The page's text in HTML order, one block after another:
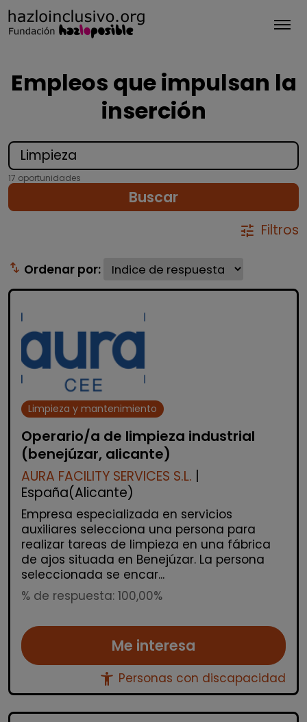
Empleos que impulsan la
inserción
17 oportunidades
Buscar
tune Filtros
swap_vert Ordenar por:
Limpieza y mantenimiento
Operario/a de limpieza industrial
(benejúzar, alicante)
AURA FACILITY SERVICES S.L.
España(Alicante)
Empresa especializada en servicios
auxiliares selecciona una persona para
realizar tareas de limpieza en una fábrica
de ajos situada en Benejúzar. La persona
seleccionada se encar...
% de respuesta: 100,00%
Me interesa
accessibility_new Personas con discapacidad